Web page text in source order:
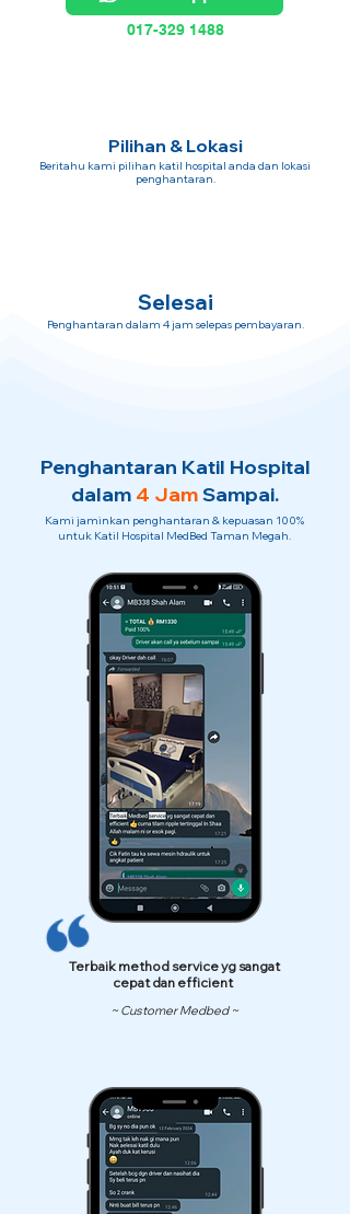
017-329 1488
Pilihan & Lokasi
Beritahu kami pilihan katil hospital anda dan lokasi
penghantaran.
Selesai
Penghantaran dalam 4 jam selepas pembayaran.
Penghantaran Katil Hospital
dalam 4 JamSampai.
Kami jaminkan penghantaran & kepuasan 100%
untuk Katil Hospital MedBed Taman Megah.
Terbaik method service yg sangat
cepat dan efficient
~ Customer Medbed ~